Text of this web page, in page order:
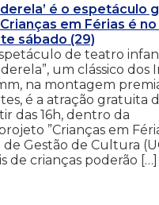
é o espetáculo
em Férias é no
sábado (29)
de teatro
um clássico dos
na montagem
é a atração gratuita
das 16h, dentro da
”Crianças em
de Gestão de Cultura
de crianças poderão […]